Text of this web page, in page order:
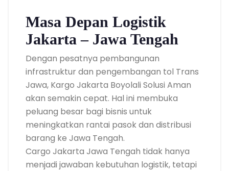
Masa Depan Logistik
Jakarta – Jawa Tengah
Dengan pesatnya pembangunan
infrastruktur dan pengembangan tol Trans
Jawa, Kargo Jakarta Boyolali Solusi Aman
akan semakin cepat. Hal ini membuka
peluang besar bagi bisnis untuk
meningkatkan rantai pasok dan distribusi
barang ke Jawa Tengah.
Cargo Jakarta Jawa Tengah tidak hanya
menjadi jawaban kebutuhan logistik, tetapi